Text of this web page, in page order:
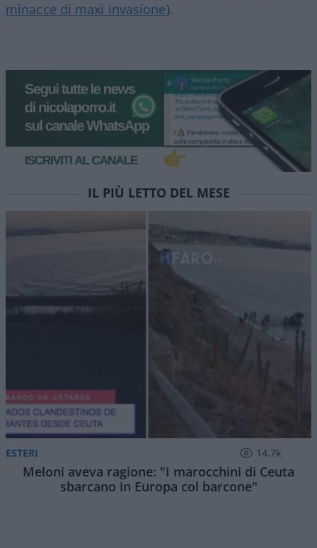
minacce di maxi invasione).
IL PIÙ LETTO DEL MESE
ESTERI 14.7k
Meloni aveva ragione: "I marocchini di Ceuta
sbarcano in Europa col barcone"